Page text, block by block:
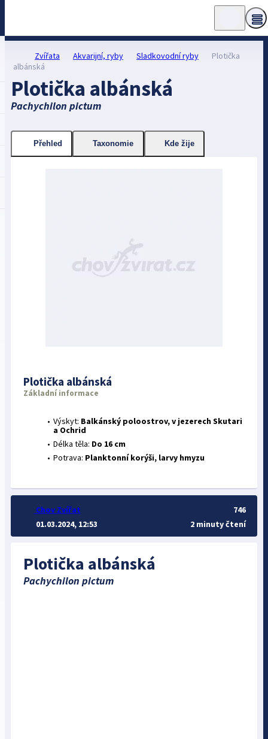
Zvířata Akvarijní, ryby Sladkovodní ryby
Plotička
albánská
Plotička albánská
Pachychilon pictum
Plotička albánská
Pachychilon pictum
Přehled Taxonomie Kde žije
Plotička albánská
Základní informace
Výskyt: Balkánský poloostrov, v jezerech Skutari
a Ochrid
Délka těla: Do 16 cm
Potrava: Planktonní korýši, larvy hmyzu
Chov Zvířat
01.03.2024, 12:53
746
2 minuty čtení